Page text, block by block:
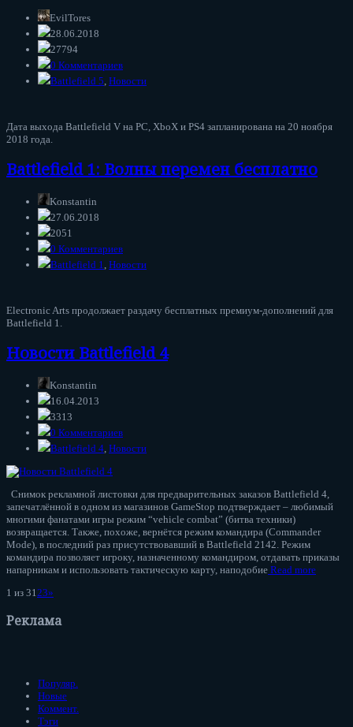
EvilTores
28.06.2018
27794
0 Комментариев
Battlefield 5 Новости
Дата выхода Battlefield V на PC, XboX и PS4 запланирована на 20 ноября
2018 года.
Battlefield 1: Волны перемен бесплатно
Konstantin
27.06.2018
2051
0 Комментариев
Battlefield 1 Новости
Electronic Arts продолжает раздачу бесплатных премиум-дополнений для
Battlefield 1.
Новости Battlefield 4
Konstantin
16.04.2013
3313
0 Комментариев
Battlefield 4 Новости
Снимок рекламной листовки для предварительных заказов Battlefield 4,
запечатлённой в одном из магазинов GameStop подтверждает – любимый
многими фанатами игры режим “vehicle combat” (битва техники)
возвращается. Также, похоже, вернётся режим командира (Commander
Mode), в последний раз присутствовавший в Battlefield 2142. Режим
командира позволяет игроку, назначенному командиром, отдавать приказы
напарникам и использовать тактическую карту, наподобие Read more
1 из 31 23»
Реклама
Популяр.
Новые
Коммент.
Тэги